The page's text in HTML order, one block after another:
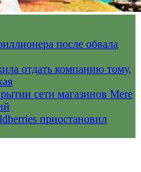
после обвала
отдать компанию тому,
сети магазинов Mere
приостановил